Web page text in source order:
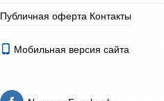
Публичная оферта Контакты
Мобильная версия сайта